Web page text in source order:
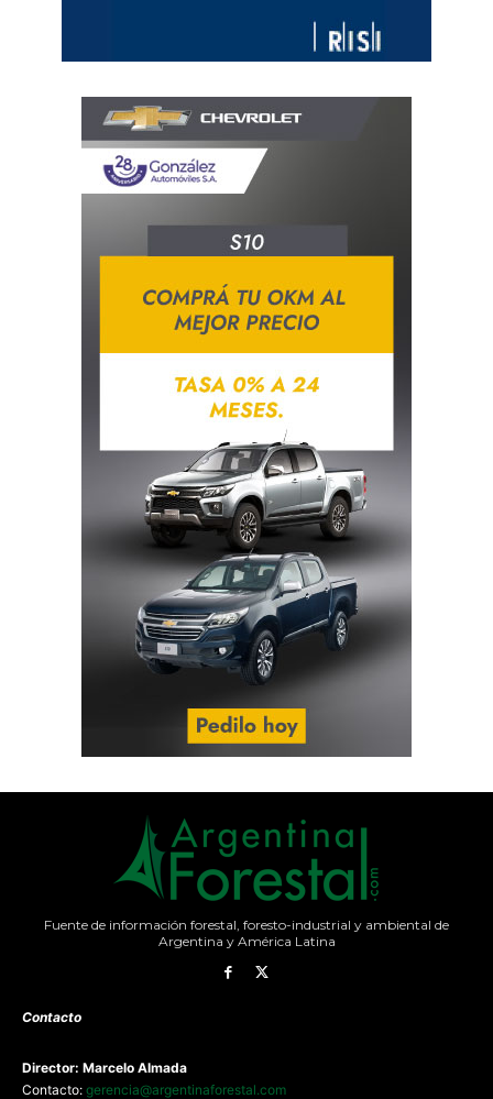
Fuente de información forestal, foresto-industrial y ambiental de
Argentina y América Latina
Contacto
Director: Marcelo Almada
Contacto: gerencia@argentinaforestal.com